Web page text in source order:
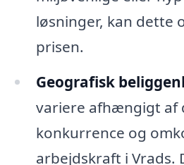
løsninger, kan dette
prisen.
Geografisk
variere afhængigt af
konkurrence og
arbejdskraft i Vrads.